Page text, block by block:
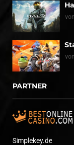
von
von
PARTNER
Simplekey.de